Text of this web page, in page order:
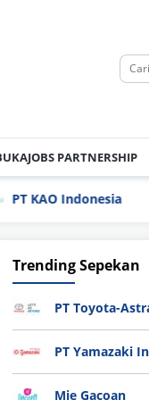
PARTNERSHIP
PT
Trending Sepekan
PT Toyota-
PT Yamazaki
Mie Gacoan